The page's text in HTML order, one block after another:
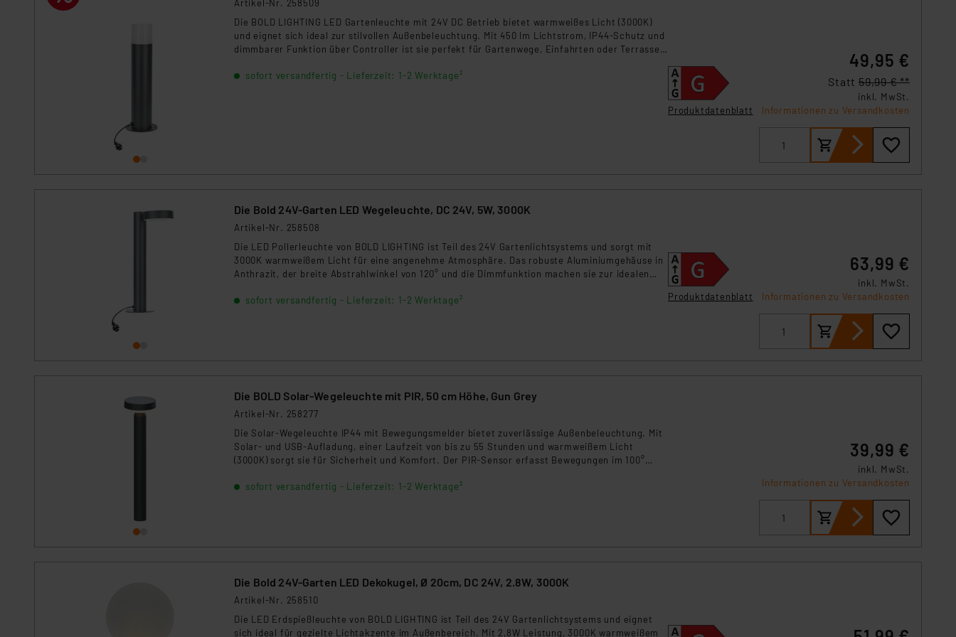
Für die USA besteht kein Angemessenheitsbeschluss der EU. Dies bedeutet, dass die USA als Land mit unzureichendem
Datenschutz nach EU-Standards eingestuft wird. So besteht etwa das Risiko, dass US-Behörden personenbezogene
Daten in Überwachungsprogrammen verarbeiten, ohne dass hiergegen Klagemöglichkeiten für Europäer bestehen.
Unsere Kooperation mit diesen Dienstleistern stützt sich auf die Standarddatenschutzklauseln der Europäischen
Kommission sowie einer eigenen Beurteilung der mit der Datenübermittlung, insbesondere der Art der übermittelten
Artikel-Nr. 258509
Die BOLD LIGHTING LED Gartenleuchte mit 24V DC Betrieb bietet warmweißes Licht (3000K)
und eignet sich ideal zur stilvollen Außenbeleuchtung. Mit 450 lm Lichtstrom, IP44-Schutz und
dimmbarer Funktion über Controller ist sie perfekt für Gartenwege, Einfahrten oder Terrassen
sofort versandfertig - Lieferzeit: 1-2 Werktage²
Produktdatenblatt
49,95 €
Statt 59,99 € **
inkl. MwSt.
Informationen zu Versandkosten
Die Bold 24V-Garten LED Wegeleuchte, DC 24V, 5W, 3000K
Artikel-Nr. 258508
Die LED Pollerleuchte von BOLD LIGHTING ist Teil des 24V Gartenlichtsystems und sorgt mit
3000K warmweißem Licht für eine angenehme Atmosphäre. Das robuste Aluminiumgehäuse in
Anthrazit, der breite Abstrahlwinkel von 120° und die Dimmfunktion machen sie zur idealen
sofort versandfertig - Lieferzeit: 1-2 Werktage²
Produktdatenblatt
63,99 €
inkl. MwSt.
Informationen zu Versandkosten
Die BOLD Solar-Wegeleuchte mit PIR, 50 cm Höhe, Gun Grey
Artikel-Nr. 258277
Die Solar-Wegeleuchte IP44 mit Bewegungsmelder bietet zuverlässige Außenbeleuchtung. Mit
Solar- und USB-Aufladung, einer Laufzeit von bis zu 55 Stunden und warmweißem Licht
(3000K) sorgt sie für Sicherheit und Komfort. Der PIR-Sensor erfasst Bewegungen im 100°
Außenbereich.
sofort versandfertig - Lieferzeit: 1-2 Werktage²
39,99 €
inkl. MwSt.
Informationen zu Versandkosten
Die Bold 24V-Garten LED Dekokugel, Ø 20cm, DC 24V, 2.8W, 3000K
Artikel-Nr. 258510
Die LED Erdspießleuchte von BOLD LIGHTING ist Teil des 24V Gartenlichtsystems und eignet
sich ideal für gezielte Lichtakzente im Außenbereich. Mit 2,8W Leistung, 3000K warmweißem